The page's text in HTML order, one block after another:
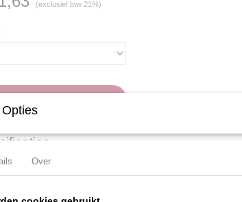
(exclusief btw 21%)
leverancier
Over